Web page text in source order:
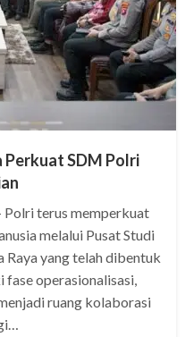
Perkuat SDM Polri
Polri terus memperkuat
melalui Pusat Studi
Raya yang telah dibentuk
operasionalisasi,
ruang kolaborasi